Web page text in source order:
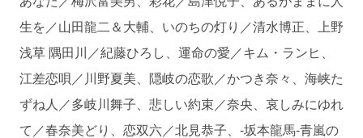
生を／山田龍二＆大輔、いのちの灯り／清水博正、上野
浅草 隅田川／紀藤ひろし、運命の愛／キム・ランヒ、
江差恋唄／川野夏美、隠岐の恋歌／かつき奈々、海峡た
ずね人／多岐川舞子、悲しい約束／奈央、哀しみにゆれ
て／春奈美どり、恋双六／北見恭子、-坂本龍馬-青嵐の